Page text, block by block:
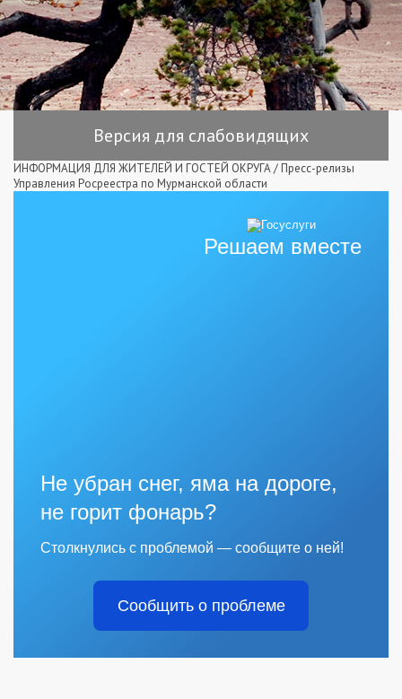
Версия для слабовидящих
ИНФОРМАЦИЯ ДЛЯ ЖИТЕЛЕЙ И ГОСТЕЙ ОКРУГА/ Пресс-релизы
Управления Росреестра по Мурманской области
Решаем вместе
Не убран снег, яма на дороге,
не горит фонарь?
Столкнулись с проблемой — сообщите о ней!
Сообщить о проблеме